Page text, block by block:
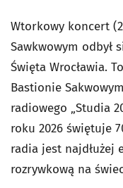
Wtorkowy koncert
Sawkwowym odbył
Święta Wrocławia.
Bastionie
radiowego „Studia
roku 2026 świętuje
radia jest najdłużej
rozrywkową na